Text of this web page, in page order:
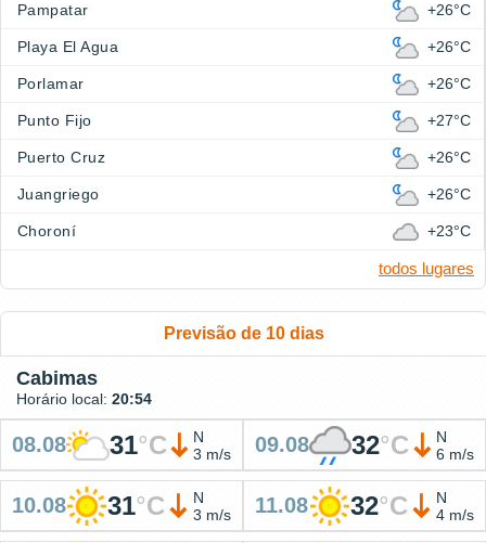
Pampatar +26°C
Playa El Agua +26°C
Porlamar +26°C
Punto Fijo +27°C
Puerto Cruz +26°C
Juangriego +26°C
Choroní +23°C
todos lugares
Previsão de 10 dias
Cabimas
Horário local: 20:54
08.08 31°C
N
3 m/s
09.08 32°C
N
6 m/s
10.08 31°C
N
3 m/s
11.08 32°C
N
4 m/s